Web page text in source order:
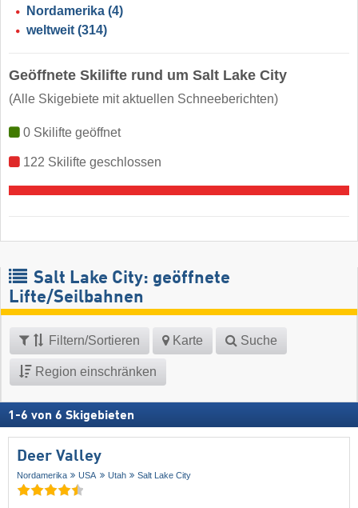
Nordamerika (4)
weltweit (314)
Geöffnete Skilifte rund um Salt Lake City
(Alle Skigebiete mit aktuellen Schneeberichten)
0 Skilifte geöffnet
122 Skilifte geschlossen
Salt Lake City: geöffnete
Lifte/Seilbahnen
Filtern/Sortieren Karte Suche
Region einschränken
1 -6 von 6 Skigebieten
Deer Valley
Nordamerika USA Utah Salt Lake City